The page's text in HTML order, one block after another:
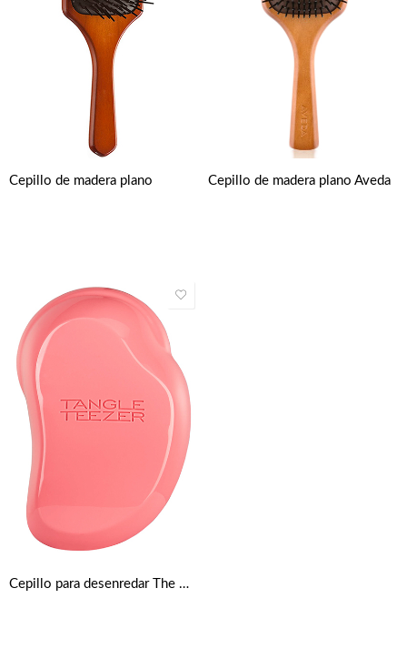
Cepillo de madera plano Cepillo de madera plano Aveda
Cepillo para desenredar The Original Tangle Teezer – Rosado